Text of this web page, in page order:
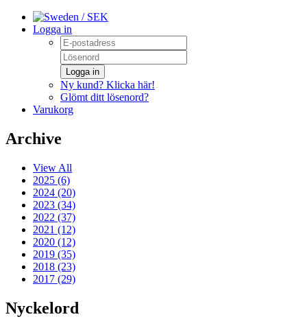
/ SEK
Logga in
Logga in
Ny kund? Klicka här!
Glömt ditt lösenord?
Varukorg
Archive
View All
2025 (6)
2024 (20)
2023 (34)
2022 (37)
2021 (12)
2020 (12)
2019 (35)
2018 (23)
2017 (29)
Nyckelord